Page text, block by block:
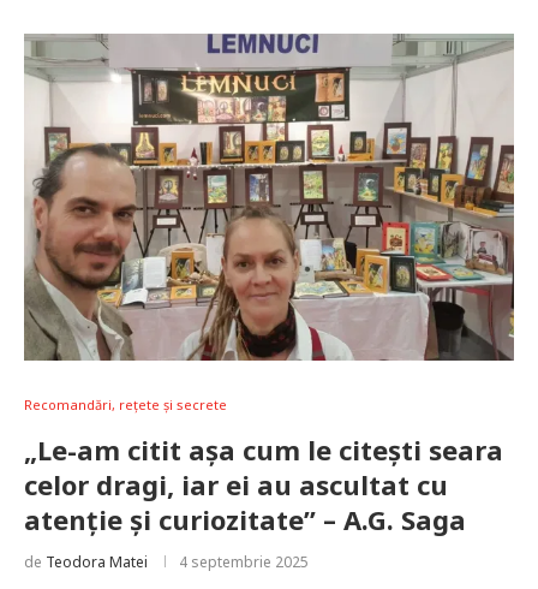
Recomandări, rețete și secrete
„Le-am citit așa cum le citești seara
celor dragi, iar ei au ascultat cu
atenție și curiozitate” – A.G. Saga
de Teodora Matei 4 septembrie 2025